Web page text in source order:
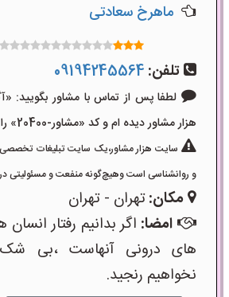
ماهرخ سعادتی
تلفن: 09194245564
لطفا پس از تماس با مشاور بگویید:
هزار مشاور دیده ام و کد «مشاور-20400» را اعلام کنید»
سایت هزار مشاور،یک سایت تبلیغات تخصصی
و روانشناسی است وهیچ‌گونه منفعت و مسئولیتی در
مکان:تهران - تهران
امضا: اگر بدانیم رفتار
های درونی آنهاست ،بی
نخواهیم رنجید.